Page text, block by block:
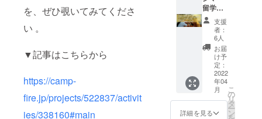
を、ぜひ覗いてみてくださ
い 。
▼記事はこちらから
https://camp-
fire.jp/projects/522837/activit
ies/338160#main
ケー
ション
しなが
ら、一
緒に
ミャン
マー留
学生の
成長を
見守
ポート
告会へ
のご招
（2022
年3月か
ら24年4
月ま
で、半
年に1回
を予
定） ---
①「ミ
先は国
内に限
る） ③
ミャン
マー留
学生か
らのお
手紙
（2022
年4月
頃） ④
活動報
留学生
による
オンラ
イン学
校見学
会およ
び交流
（2022
年6月頃
予定）
②成長
支援
者：
6人
お届
け予
定：
2022
年04
月
詳細を見る
こ
の
リ
タ
ー
ン